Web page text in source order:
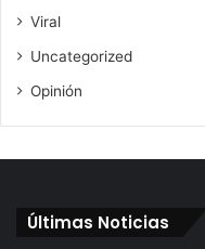
Viral
Uncategorized
Opinión
Últimas Noticias